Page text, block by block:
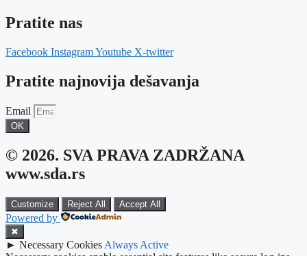
Pratite nas
Facebook InstagramYoutube X-twitter
Pratite najnovija dešavanja
Email
OK
© 2026. SVA PRAVA ZADRŽANA
www.sda.rs
Customize Reject All Accept All
Powered by
✖
► Necessary Cookies Always Active